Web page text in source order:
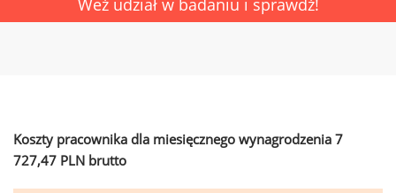
Weź udział w badaniu i sprawdź!
Koszty pracownika dla miesięcznego wynagrodzenia 7
727,47 PLN brutto